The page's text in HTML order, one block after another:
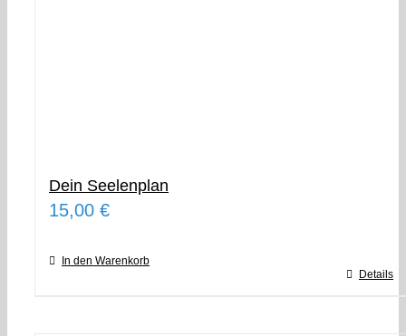
Dein Seelenplan
15,00 €
In den Warenkorb
Details